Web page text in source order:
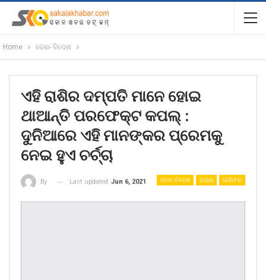
Home ଦେଶ- ବିଦେଶ
ଏହି ରାଶିର ଦମ୍ପତି ମାନେ ହୋଇ
ଥାଆନ୍ତି ପରଫେକ୍ଟ କପଲ୍ :
ଦୁନିଆରେ ଏହି ମାନଙ୍କର ପ୍ରେମକୁ
ନେଇ ହୁଏ ଚର୍ଚ୍ଚା
ଦେଶ- ବିଦେଶ ରାଜ୍ୟ ରାଶିଫଳ
By Last updated Jun 6, 2021